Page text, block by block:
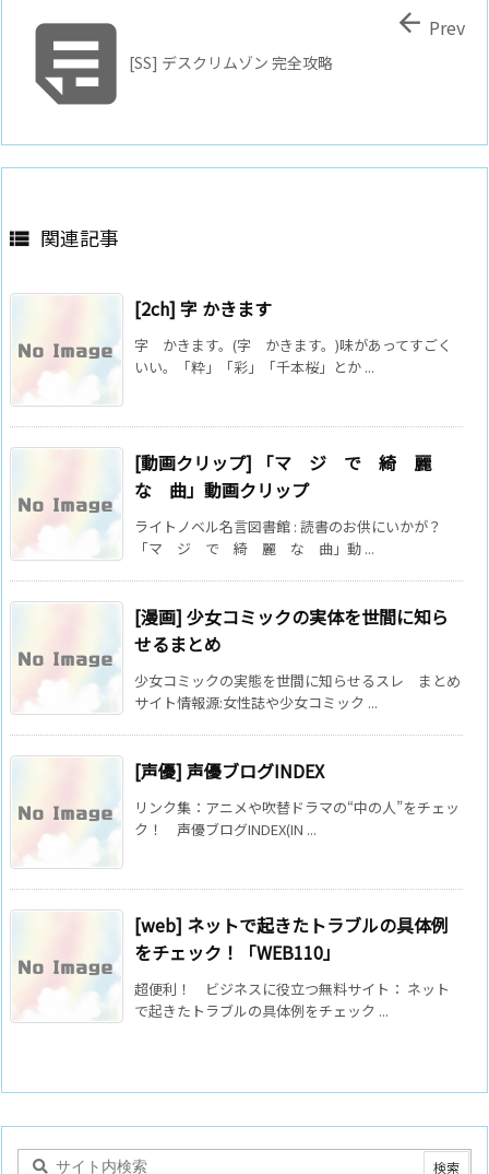
[SS] デスクリムゾン 完全攻略
 Prev
 関連記事
[2ch] 字 かきます
字 かきます。(字 かきます。)味があってすごく
いい。「粋」「彩」「千本桜」とか ...
[動画クリップ] 「マ ジ で 綺 麗
な 曲」動画クリップ
ライトノベル名言図書館 : 読書のお供にいかが？
「マ ジ で 綺 麗 な 曲」動 ...
[漫画] 少女コミックの実体を世間に知ら
せるまとめ
少女コミックの実態を世間に知らせるスレ まとめ
サイト情報源:女性誌や少女コミック ...
[声優] 声優ブログINDEX
リンク集：アニメや吹替ドラマの“中の人”をチェッ
ク！ 声優ブログINDEX(IN ...
[web] ネットで起きたトラブルの具体例
をチェック！「WEB110」
超便利！ ビジネスに役立つ無料サイト： ネット
で起きたトラブルの具体例をチェック ...